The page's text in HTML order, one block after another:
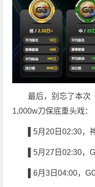
最后，别忘了本次
1,000w刀保底重头戏：
▌5月20日02:30，
▌5月27日02:30，
▌6月3日04:00，